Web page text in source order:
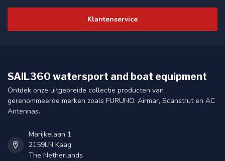
Klantenservice
SAIL360 watersport and boat equipment
Ontdek onze uitgebreide collectie producten van
gerenommeerde merken zoals FURUNO, Airmar, Scanstrut en AC
Antennas.
Marijkelaan 1
2159LN Kaag
The Netherlands